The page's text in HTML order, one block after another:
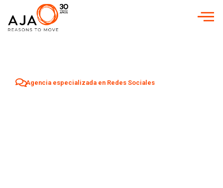
Agencia especializada en Redes Sociales